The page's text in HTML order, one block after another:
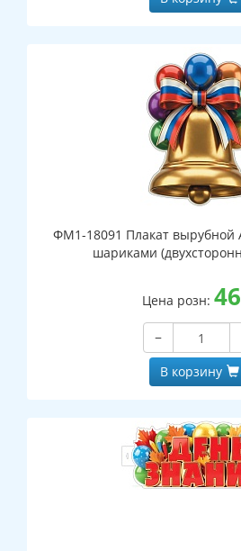
ФМ1-18091 Плакат вырубной
шариками
Цена розн: 46
−
В корзину